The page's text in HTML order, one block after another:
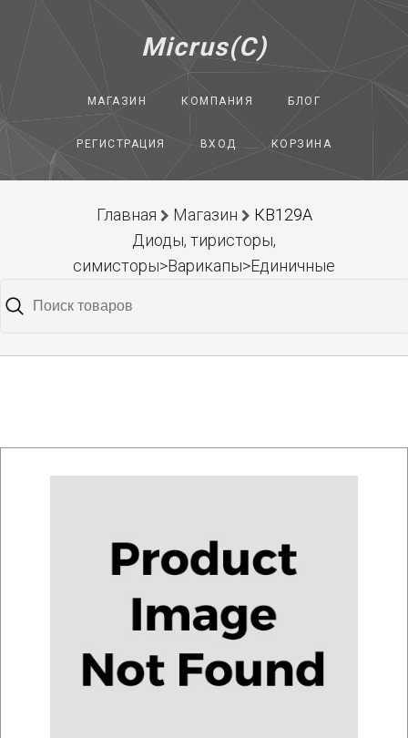
Micrus(C)
МАГАЗИН КОМПАНИЯ БЛОГ
РЕГИСТРАЦИЯ ВХОД КОРЗИНА
Главная Магазин
КВ129А
Диоды, тиристоры,
симисторы>Варикапы>Единичные